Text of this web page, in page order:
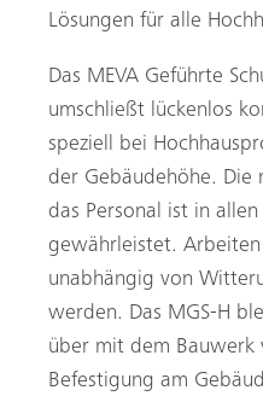
Lösungen für alle
Das MEVA Geführte
umschließt lückenlos
speziell bei
der Gebäudehöhe. Die
das Personal ist in
gewährleistet. Arbeiten
unabhängig von
werden. Das MGS-H
über mit dem Bauwerk
Befestigung am